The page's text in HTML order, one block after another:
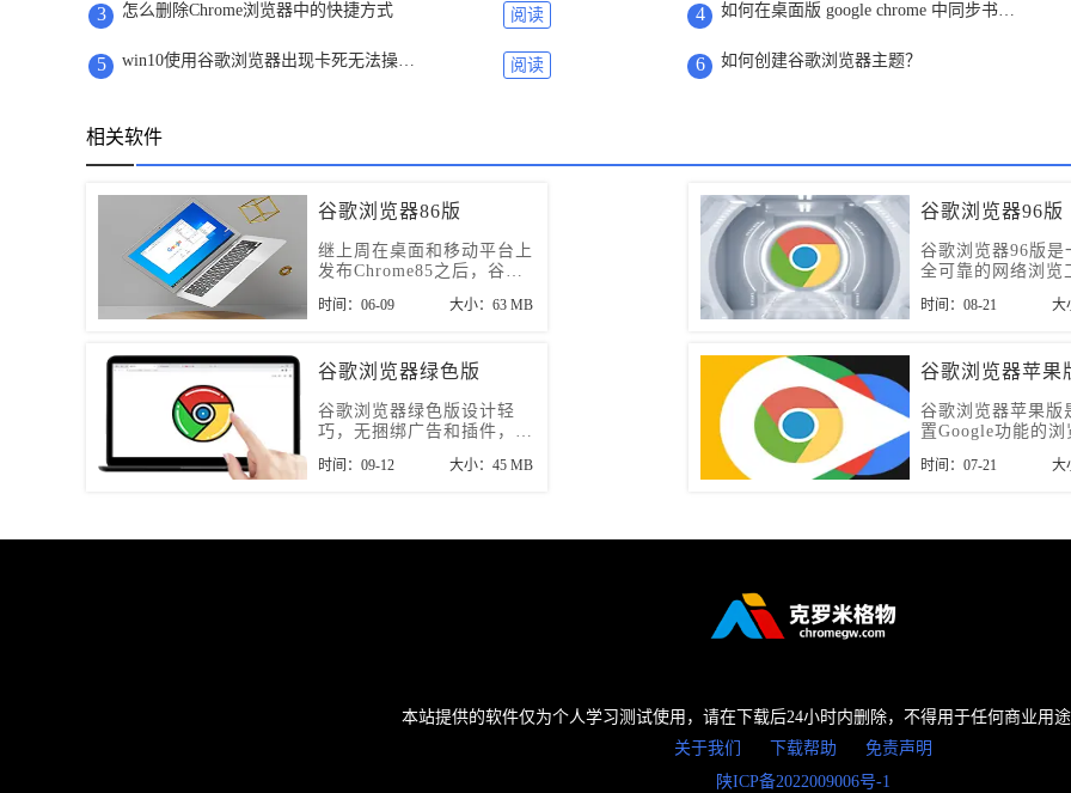
3 怎么删除Chrome浏览器中的快捷方式 阅读 4 如何在桌面版 google chrome 中同步书签?
5 win10使用谷歌浏览器出现卡死无法操作问题怎么办 阅读 6 如何创建谷歌浏览器主题？
相关软件
谷歌浏览器86版
继上周在桌面和移动平台上
发布Chrome85之后，谷歌
86版。
时间：06-09 大小：63 MB
谷歌浏览器96版
谷歌浏览器96版是
全可靠的网络浏览
提高工作学习的效
时间：08-21 大
谷歌浏览器绿色版
谷歌浏览器绿色版设计轻
巧，无捆绑广告和插件，支
的用户，提供纯净、安全的
时间：09-12 大小：45 MB
谷歌浏览器苹果
谷歌浏览器苹果版
置Google功能的浏
用户可以来
时间：07-21 大
本站提供的软件仅为个人学习测试使用，请在下载后24小时内删除，不得用于任何商业用
关于我们
下载帮助
免责声明
陕ICP备2022009006号-1